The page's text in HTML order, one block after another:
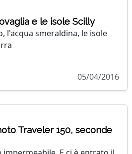
e le isole Scilly
l'acqua smeraldina, le isole
05/04/2016
Traveler 150, seconde